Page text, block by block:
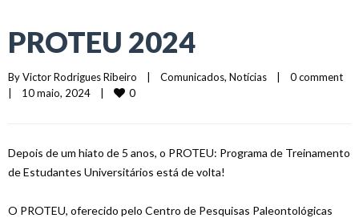
PROTEU 2024
By Victor Rodrigues Ribeiro | Comunicados, Notícias |
0 comment
|
10 maio, 2024 | 0
Depois de um hiato de 5 anos, o PROTEU: Programa de Treinamento
de Estudantes Universitários está de volta!
O PROTEU, oferecido pelo Centro de Pesquisas Paleontológicas